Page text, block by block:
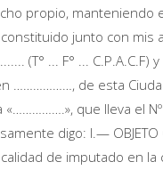
propio, manteniendo
junto con mis
(T° ... F° ... C.P.A.C.F) y
en ………………, de esta
«…………….», que lleva el
digo: I.—
de imputado en la